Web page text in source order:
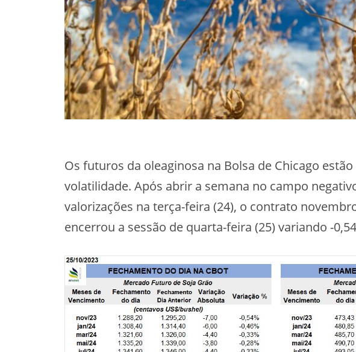
Os futuros da oleaginosa na Bolsa de Chicago
volatilidade. Após abrir a semana no campo
valorizações na terça-feira (24), o contrato
encerrou a sessão de quarta-feira (25) variando -